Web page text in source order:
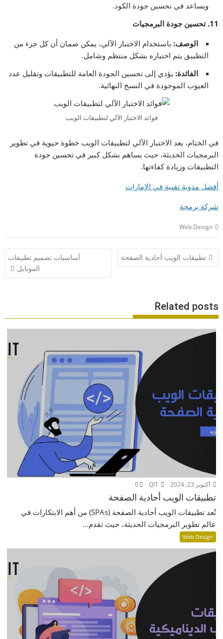
ويساعد في تحسين جودة الكود.
11. تحسين جودة البرمجيات
الوصف: باستخدام الاختبار الآلي، يمكن ضمان أن كل جزء من
التطبيق يتم اختباره بشكل منتظم وشامل.
الفائدة: يؤدي إلى تحسين الجودة العامة للتطبيقات وتقليل عدد
العيوب الموجودة في النسخ النهائية.
فوائد الاختبار الآلي لتطبيقات الويب
في الختام، يعد الاختبار الآلي لتطبيقات الويب خطوة حيوية في تطوير
البرمجيات الحديثة، حيث يساهم بشكل كبير في تحسين جودة
التطبيقات وزيادة كفاءتها.
أفضل مدونة تقنية في الإمارات
شركة برمجة
Web Design
تصفّح
المقالات
تطبيقات الويب أحادية الصفحة
أساسيات تصميم تطبيقات
الموبايل
Related posts
أكتوبر 23, 2024 QIT
0
تطبيقات الويب أحادية الصفحة
تُعد تطبيقات الويب أحادية الصفحة (SPAs) من أهم الابتكارات في
عالم تطوير البرمجيات الحديثة، حيث تقدم...
Web Design